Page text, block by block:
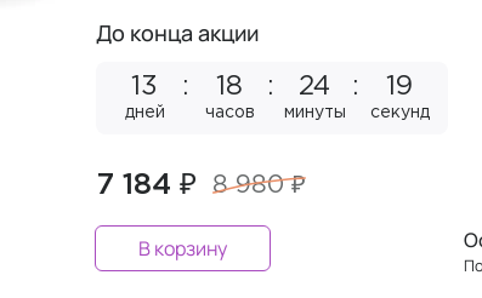
До конца акции
13
дней
18
часов
24
минуты
18
секунд
7 184 ₽ 8 980 ₽
В корзину